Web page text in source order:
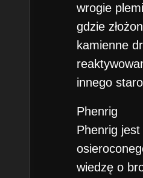
wrogie
gdzie
kamienne
innego
Phenrig
Phenrig
wiedzę o